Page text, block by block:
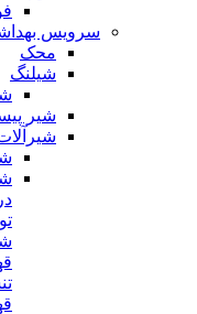
سرویس
محک
شیلنگ
شیر